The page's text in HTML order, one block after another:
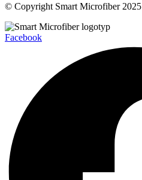
© Copyright Smart Microfiber 2025
Facebook